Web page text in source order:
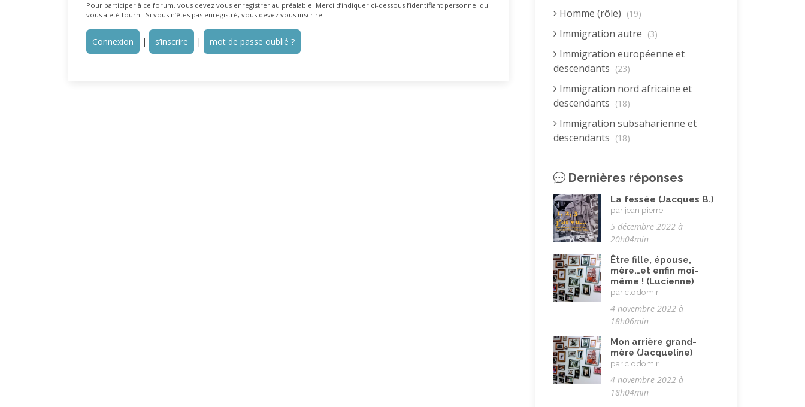
Pour participer à ce forum, vous devez vous enregistrer au préalable. Merci d’indiquer ci-dessous l’identifiant personnel qui
vous a été fourni. Si vous n’êtes pas enregistré, vous devez vous inscrire.
Connexion | s’inscrire | mot de passe oublié ?
Homme (rôle) (19)
Immigration autre (3)
Immigration européenne et
descendants (23)
Immigration nord africaine et
descendants (18)
Immigration subsaharienne et
descendants (18)
LGBTQIA+ (8)
Loisirs, jeux (34)
Mai 68 (8)
Maladie, handicap (23)
Musulman.e (être) (7)
Nature, animaux (23)
Pandémie Covid 19
Parents (être) (19)
Racisme (10)
Religion, valeurs et éthique
Rencontres interculturelles
Dernières réponses
La fessée (Jacques B.)
par jean pierre
5 décembre 2022 à
20h04min
Être fille, épouse,
mère…et enfin moi-
même ! (Lucienne)
par clodomir
4 novembre 2022 à
18h06min
Mon arrière grand-
mère (Jacqueline)
par clodomir
4 novembre 2022 à
18h04min